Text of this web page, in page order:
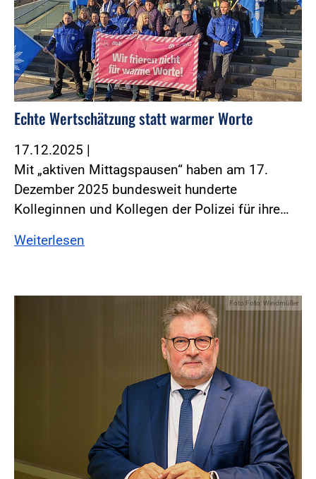
Echte Wertschätzung statt warmer Worte
17.12.2025 |
Mit „aktiven Mittagspausen“ haben am 17.
Dezember 2025 bundesweit hunderte
Kolleginnen und Kollegen der Polizei für ihre…
Weiterlesen
Foto:Foto: Windmüller